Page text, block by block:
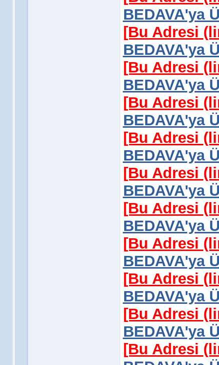
BEDAVA'ya
[Bu Adresi
BEDAVA'ya
[Bu Adresi
BEDAVA'ya
[Bu Adresi
BEDAVA'ya
[Bu Adresi
BEDAVA'ya
[Bu Adresi
BEDAVA'ya
[Bu Adresi
BEDAVA'ya
[Bu Adresi
BEDAVA'ya
[Bu Adresi
BEDAVA'ya
[Bu Adresi
BEDAVA'ya
[Bu Adresi